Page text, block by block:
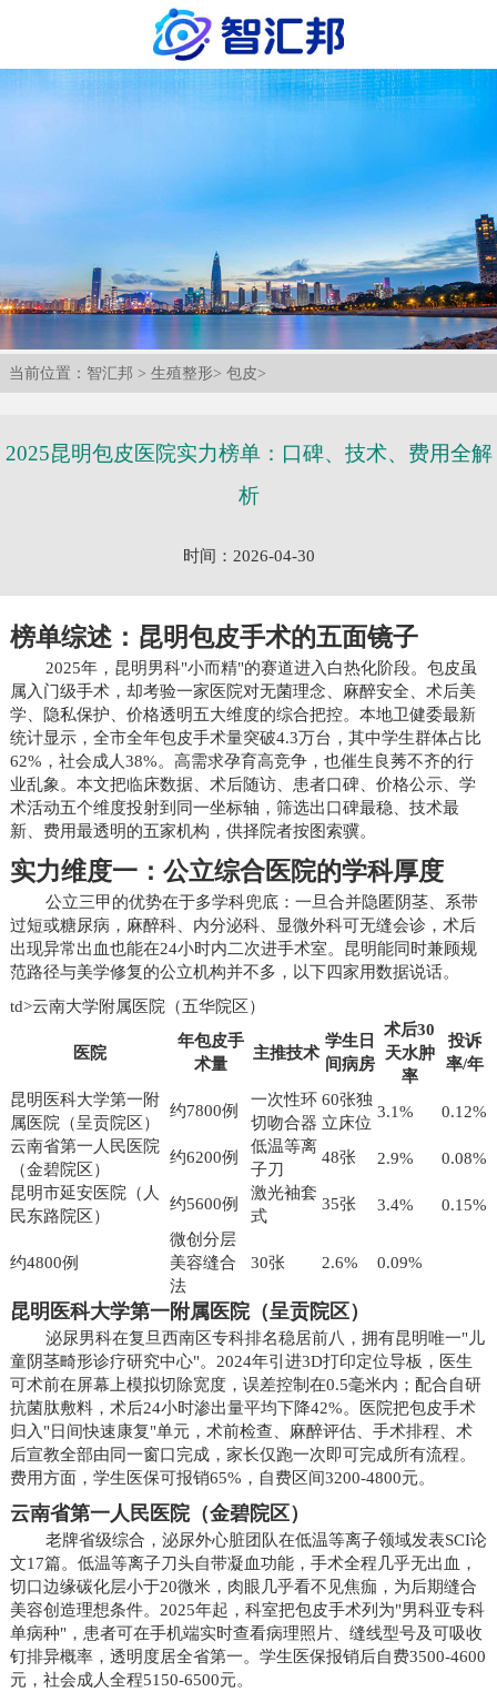
当前位置： 智汇邦 > 生殖整形> 包皮>
2025昆明包皮医院实力榜单：口碑、技术、费用全解
析
时间：2026-04-30
榜单综述：昆明包皮手术的五面镜子
2025年，昆明男科"小而精"的赛道进入白热化阶段。包皮虽
属入门级手术，却考验一家医院对无菌理念、麻醉安全、术后美
学、隐私保护、价格透明五大维度的综合把控。本地卫健委最新
统计显示，全市全年包皮手术量突破4.3万台，其中学生群体占比
62%，社会成人38%。高需求孕育高竞争，也催生良莠不齐的行
业乱象。本文把临床数据、术后随访、患者口碑、价格公示、学
术活动五个维度投射到同一坐标轴，筛选出口碑最稳、技术最
新、费用最透明的五家机构，供择院者按图索骥。
实力维度一：公立综合医院的学科厚度
公立三甲的优势在于多学科兜底：一旦合并隐匿阴茎、系带
过短或糖尿病，麻醉科、内分泌科、显微外科可无缝会诊，术后
出现异常出血也能在24小时内二次进手术室。昆明能同时兼顾规
范路径与美学修复的公立机构并不多，以下四家用数据说话。
td>云南大学附属医院（五华院区）
医院
年包皮手
术量
主推技术
学生日
间病房
术后30
天水肿
率
投诉
率/年
昆明医科大学第一附
属医院（呈贡院区）
约7800例
一次性环
切吻合器
60张独
立床位
3.1%
0.12%
云南省第一人民医院
（金碧院区）
约6200例
低温等离
子刀
48张 2.9%
0.08%
昆明市延安医院（人
民东路院区）
约5600例
激光袖套
式
35张 3.4% 0.15%
约4800例
微创分层
美容缝合
法
30张 2.6% 0.09%
昆明医科大学第一附属医院（呈贡院区）
泌尿男科在复旦西南区专科排名稳居前八，拥有昆明唯一"儿
童阴茎畸形诊疗研究中心"。2024年引进3D打印定位导板，医生
可术前在屏幕上模拟切除宽度，误差控制在0.5毫米内；配合自研
抗菌肽敷料，术后24小时渗出量平均下降42%。医院把包皮手术
归入"日间快速康复"单元，术前检查、麻醉评估、手术排程、术
后宣教全部由同一窗口完成，家长仅跑一次即可完成所有流程。
费用方面，学生医保可报销65%，自费区间3200-4800元。
云南省第一人民医院（金碧院区）
老牌省级综合，泌尿外心脏团队在低温等离子领域发表SCI论
文17篇。低温等离子刀头自带凝血功能，手术全程几乎无出血，
切口边缘碳化层小于20微米，肉眼几乎看不见焦痂，为后期缝合
美容创造理想条件。2025年起，科室把包皮手术列为"男科亚专科
单病种"，患者可在手机端实时查看病理照片、缝线型号及可吸收
钉排异概率，透明度居全省第一。学生医保报销后自费3500-4600
元，社会成人全程5150-6500元。